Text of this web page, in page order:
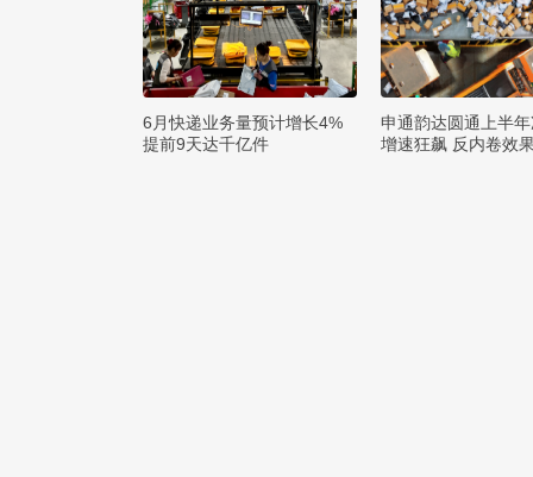
6月快递业务量预计增长4%
提前9天达千亿件
申通韵达圆通上半
增速狂飙 反内卷效